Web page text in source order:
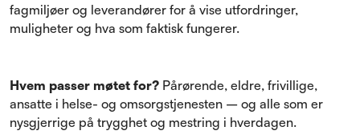
fagmiljøer og leverandører for å vise utfordringer,
muligheter og hva som faktisk fungerer.
Hvem passer møtet for? Pårørende, eldre, frivillige,
ansatte i helse- og omsorgstjenesten – og alle som er
nysgjerrige på trygghet og mestring i hverdagen.